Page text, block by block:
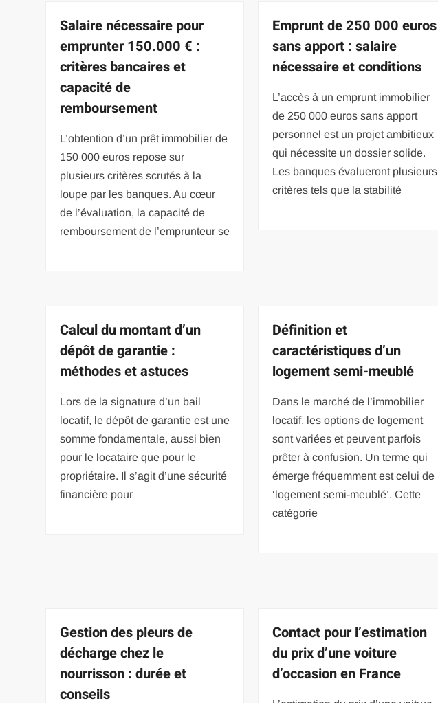
Salaire nécessaire pour
emprunter 150.000 € :
critères bancaires et
capacité de
remboursement
L’obtention d’un prêt immobilier de
150 000 euros repose sur
plusieurs critères scrutés à la
loupe par les banques. Au cœur
de l’évaluation, la capacité de
remboursement de l’emprunteur se
Emprunt de 250 000 euros
sans apport : salaire
nécessaire et conditions
L’accès à un emprunt immobilier
de 250 000 euros sans apport
personnel est un projet ambitieux
qui nécessite un dossier solide.
Les banques évalueront plusieurs
critères tels que la stabilité
Calcul du montant d’un
dépôt de garantie :
méthodes et astuces
Lors de la signature d’un bail
locatif, le dépôt de garantie est une
somme fondamentale, aussi bien
pour le locataire que pour le
propriétaire. Il s’agit d’une sécurité
financière pour
Définition et
caractéristiques d’un
logement semi-meublé
Dans le marché de l’immobilier
locatif, les options de logement
sont variées et peuvent parfois
prêter à confusion. Un terme qui
émerge fréquemment est celui de
‘logement semi-meublé’. Cette
catégorie
Gestion des pleurs de
décharge chez le
nourrisson : durée et
conseils
Contact pour l’estimation
du prix d’une voiture
d’occasion en France